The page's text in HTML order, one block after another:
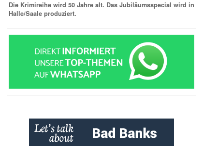
Die Krimireihe wird 50 Jahre alt. Das Jubiläumsspecial wird in
Halle/Saale produziert.